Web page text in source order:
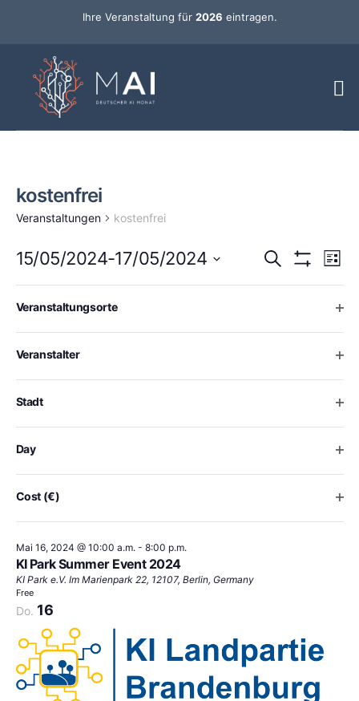
Ihre Veranstaltung für 2026 eintragen.
kostenfrei
Veranstaltungen kostenfrei
Such-
Suche Liste
15/05/2024-17/05/2024
any
form
inputs
cause
the
list
events
to
the
filtered
results.
Veranstaltungsorte
Veranstalter
Stadt
Day
Cost (€)
Mai 2024
Mai 15, 2024 @ 4:00 p.m.-8:00 p.m.
IT-Konferenz 2024: Einsatz von KI – von Wirtschaft bis
Free
Mai 16, 2024 @ 10:00 a.m. - 8:00 p.m.
KI Park Summer Event 2024
KI Park e.V. Im Marienpark 22, 12107, Berlin, Germany
Free
Do. 16